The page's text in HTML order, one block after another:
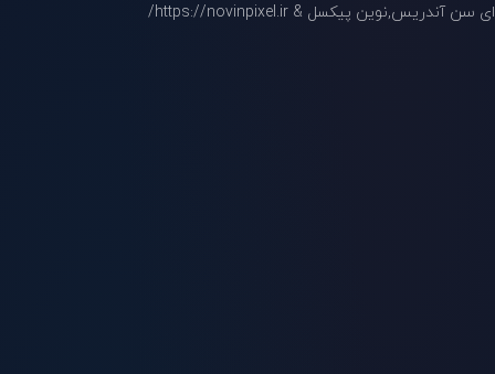
ای سن آندریس,نوین پیکسل & https://novinpixel.ir/